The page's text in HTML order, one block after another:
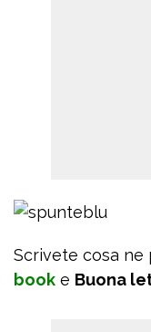
Scrivete cosa ne
book e Buona